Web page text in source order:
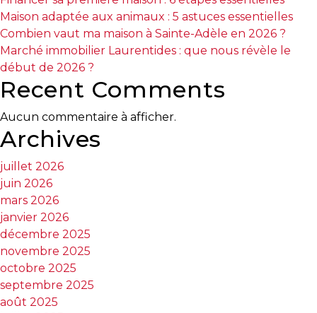
dans
les
Laurentides
?
Maison adaptée aux animaux : 5 astuces essentielles
Combien vaut ma maison à Sainte-Adèle en 2026 ?
Marché immobilier Laurentides : que nous révèle le
début de 2026 ?
Recent Comments
Aucun commentaire à afficher.
Archives
juillet 2026
juin 2026
mars 2026
janvier 2026
décembre 2025
novembre 2025
octobre 2025
septembre 2025
août 2025